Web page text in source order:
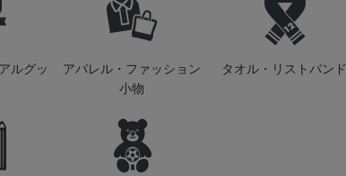
ルグッ
アパレル・ファッション
小物
タオル・リストバンド